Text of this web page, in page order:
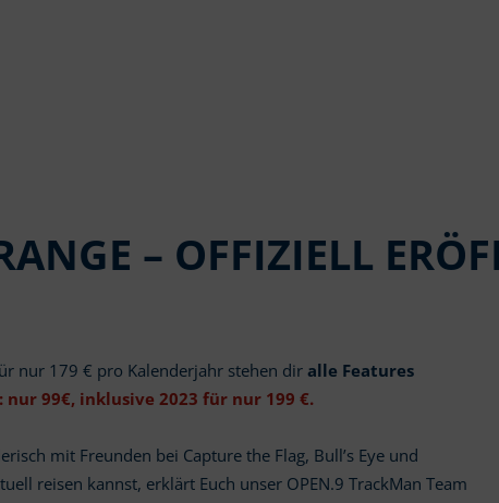
– OFFIZIELL
nur 179 € pro Kalenderjahr stehen diralle Features
nur 99€, inklusive 2023 für nur 199 €.
mit Freunden bei Capture the Flag, Bull’s Eye und
reisen kannst, erklärt Euch unser OPEN.9 TrackMan Team